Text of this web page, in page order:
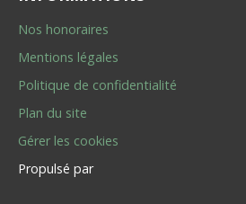
Nos honoraires
Mentions légales
Politique de confidentialité
Plan du site
Gérer les cookies
Propulsé par